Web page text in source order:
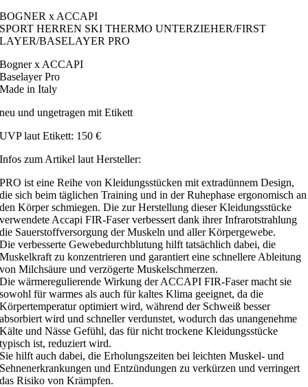
BOGNER x ACCAPI
SPORT HERREN SKI THERMO UNTERZIEHER/FIRST
LAYER/BASELAYER PRO
Bogner x ACCAPI
Baselayer Pro
Made in Italy
neu und ungetragen mit Etikett
UVP laut Etikett: 150 €
Infos zum Artikel laut Hersteller:
PRO ist eine Reihe von Kleidungsstücken mit extradünnem Design,
die sich beim täglichen Training und in der Ruhephase ergonomisch an
den Körper schmiegen. Die zur Herstellung dieser Kleidungsstücke
verwendete Accapi FIR-Faser verbessert dank ihrer Infrarotstrahlung
die Sauerstoffversorgung der Muskeln und aller Körpergewebe.
Die verbesserte Gewebedurchblutung hilft tatsächlich dabei, die
Muskelkraft zu konzentrieren und garantiert eine schnellere Ableitung
von Milchsäure und verzögerte Muskelschmerzen.
Die wärmeregulierende Wirkung der ACCAPI FIR-Faser macht sie
sowohl für warmes als auch für kaltes Klima geeignet, da die
Körpertemperatur optimiert wird, während der Schweiß besser
absorbiert wird und schneller verdunstet, wodurch das unangenehme
Kälte und Nässe Gefühl, das für nicht trockene Kleidungsstücke
typisch ist, reduziert wird.
Sie hilft auch dabei, die Erholungszeiten bei leichten Muskel- und
Sehnenerkrankungen und Entzündungen zu verkürzen und verringert
das Risiko von Krämpfen.